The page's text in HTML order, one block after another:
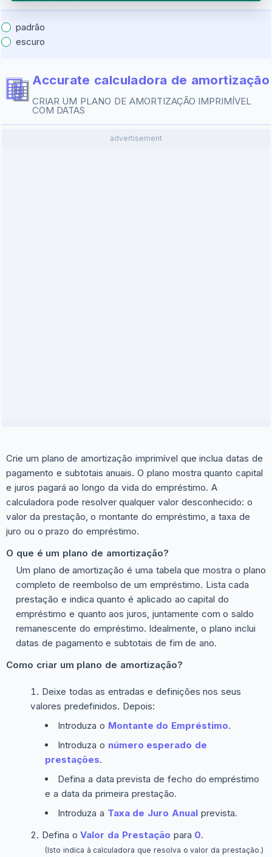
padrão
escuro
Accurate calculadora de amortização
CRIAR UM PLANO DE AMORTIZAÇÃO IMPRIMÍVEL
COM DATAS
advertisement
Crie um plano de amortização imprimível que inclua datas de
pagamento e subtotais anuais. O plano mostra quanto capital
e juros pagará ao longo da vida do empréstimo. A
calculadora pode resolver qualquer valor desconhecido: o
valor da prestação, o montante do empréstimo, a taxa de
juro ou o prazo do empréstimo.
O que é um plano de amortização?
Um plano de amortização é uma tabela que mostra o plano
completo de reembolso de um empréstimo. Lista cada
prestação e indica quanto é aplicado ao capital do
empréstimo e quanto aos juros, juntamente com o saldo
remanescente do empréstimo. Idealmente, o plano inclui
datas de pagamento e subtotais de fim de ano.
Como criar um plano de amortização?
Deixe todas as entradas e definições nos seus
valores predefinidos. Depois:
Introduza o Montante do Empréstimo.
Introduza o número esperado de
prestações.
Defina a data prevista de fecho do empréstimo
e a data da primeira prestação.
Introduza a Taxa de Juro Anualprevista.
Defina oValor da Prestação para 0.
(Isto indica à calculadora que resolva o valor da prestação.)